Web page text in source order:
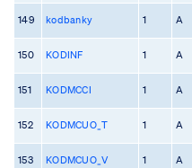
149 kodbanky 1 A
150 KODINF 1 A
151 KODMCCI 1 A
152 KODMCUO_T 1 A
153 KODMCUO_V 1 A